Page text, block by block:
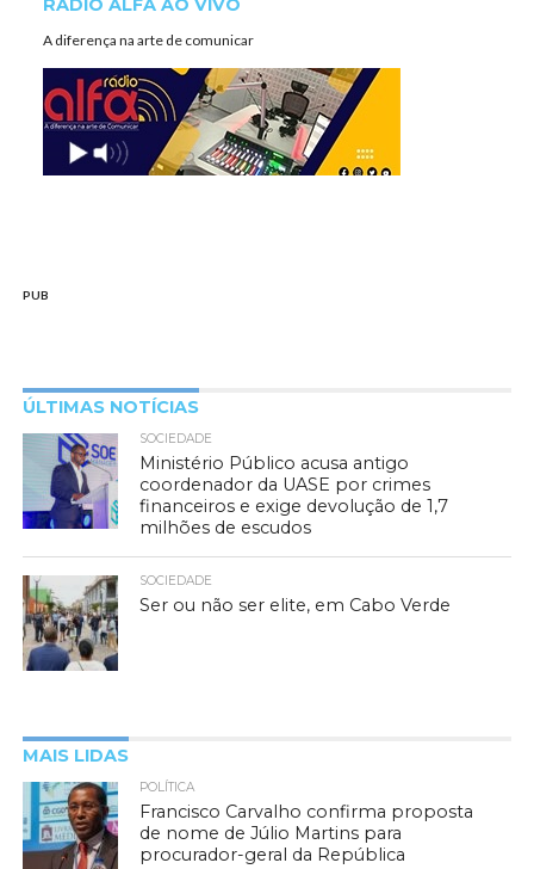
RÁDIO ALFA AO VIVO
A diferença na arte de comunicar
PUB
ÚLTIMAS NOTÍCIAS
SOCIEDADE
Ministério Público acusa antigo
coordenador da UASE por crimes
financeiros e exige devolução de 1,7
milhões de escudos
SOCIEDADE
Ser ou não ser elite, em Cabo Verde
MAIS LIDAS
POLÍTICA
Francisco Carvalho confirma proposta
de nome de Júlio Martins para
procurador-geral da República